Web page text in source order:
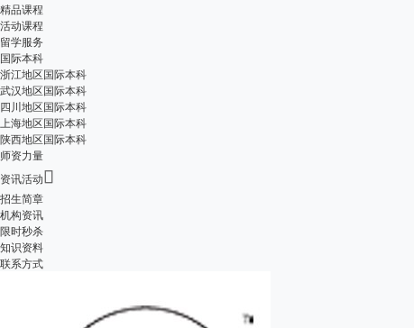
精品课程
活动课程
留学服务
国际本科
浙江地区国际本科
武汉地区国际本科
四川地区国际本科
上海地区国际本科
陕西地区国际本科
师资力量
资讯活动
招生简章
机构资讯
限时秒杀
知识资料
联系方式